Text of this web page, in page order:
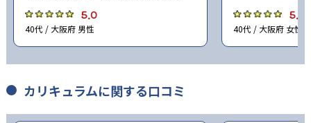
5.0
40代 / 大阪府 男性
5.0
40代 / 大阪府 女性
カリキュラムに関する口コミ